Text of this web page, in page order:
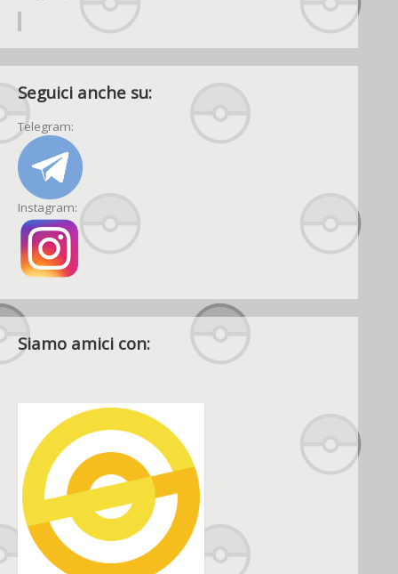
Seguici anche su:
Telegram:
Instagram:
Siamo amici con: